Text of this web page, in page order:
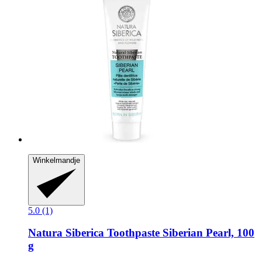
Winkelmandje
5.0 (1)
Natura Siberica Toothpaste Siberian Pearl, 100
g